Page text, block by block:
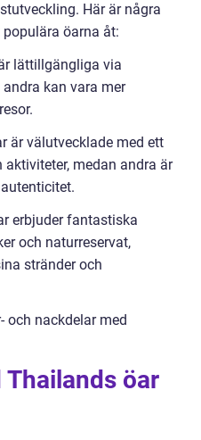
Här är några
öarna åt:
lättillgängliga via
kan vara mer
är välutvecklade med ett
medan andra är
erbjuder fantastiska
och naturreservat,
stränder och
och nackdelar med
Thailands öar